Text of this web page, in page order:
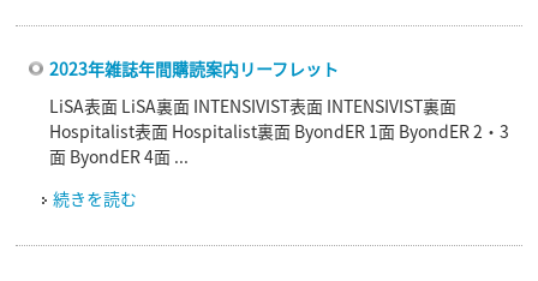
2023年雑誌年間購読案内リーフレット
LiSA表面 LiSA裏面 INTENSIVIST表面 INTENSIVIST裏面
Hospitalist表面 Hospitalist裏面 ByondER 1面 ByondER 2・3
面 ByondER 4面 ...
続きを読む